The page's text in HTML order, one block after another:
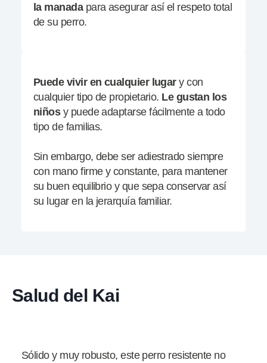
la manadapara asegurar así el respeto total
de su perro.
Puede vivir en cualquier lugary con
cualquier tipo de propietario. Le gustan los
niñosy puede adaptarse fácilmente a todo
tipo de familias.
Sin embargo, debe ser adiestrado siempre
con mano firme y constante, para mantener
su buen equilibrio y que sepa conservar así
su lugar en la jerarquía familiar.
Salud del Kai
Sólido y muy robusto, este perro resistente no